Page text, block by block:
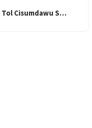
Cisumdawu S…